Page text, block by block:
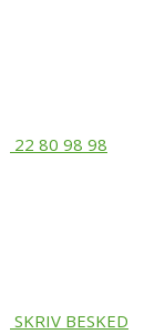
22 80 98 98
SKRIV BESKED